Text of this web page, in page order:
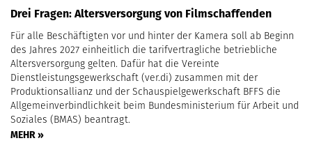
Drei Fragen: Altersversorgung von Filmschaffenden
Für alle Beschäftigten vor und hinter der Kamera soll ab Beginn
des Jahres 2027 einheitlich die tarifvertragliche betriebliche
Altersversorgung gelten. Dafür hat die Vereinte
Dienstleistungsgewerkschaft (ver.di) zusammen mit der
Produktionsallianz und der Schauspielgewerkschaft BFFS die
Allgemeinverbindlichkeit beim Bundesministerium für Arbeit und
Soziales (BMAS) beantragt.
MEHR »